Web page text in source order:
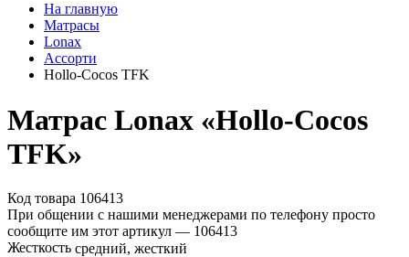
На главную
Матрасы
Lonax
Ассорти
Hollo-Cocos TFK
Матрас Lonax «Hollo-Cocos
TFK»
Код товара 106413
При общении с нашими менеджерами по телефону просто
сообщите им этот артикул — 106413
Жесткость средний, жесткий